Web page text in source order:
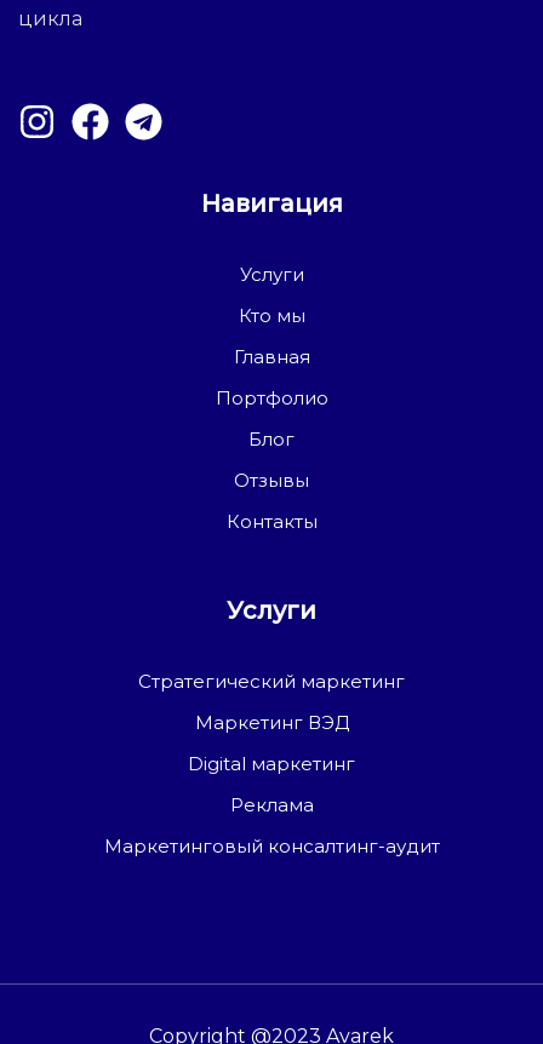
цикла
Навигация
Услуги
Кто мы
Главная
Портфолио
Блог
Отзывы
Контакты
Услуги
Стратегический маркетинг
Маркетинг ВЭД
Digital маркетинг
Реклама
Маркетинговый консалтинг-аудит
Copyright @2023 Avarek